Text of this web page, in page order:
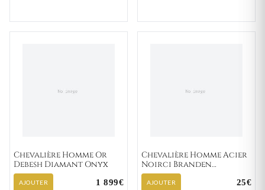
Chevalière Homme Or
Debesh Diamant Onyx
AJOUTER 1 899€
Chevalière Homme Acier
Noirci Branden
Turquoise
AJOUTER 25€